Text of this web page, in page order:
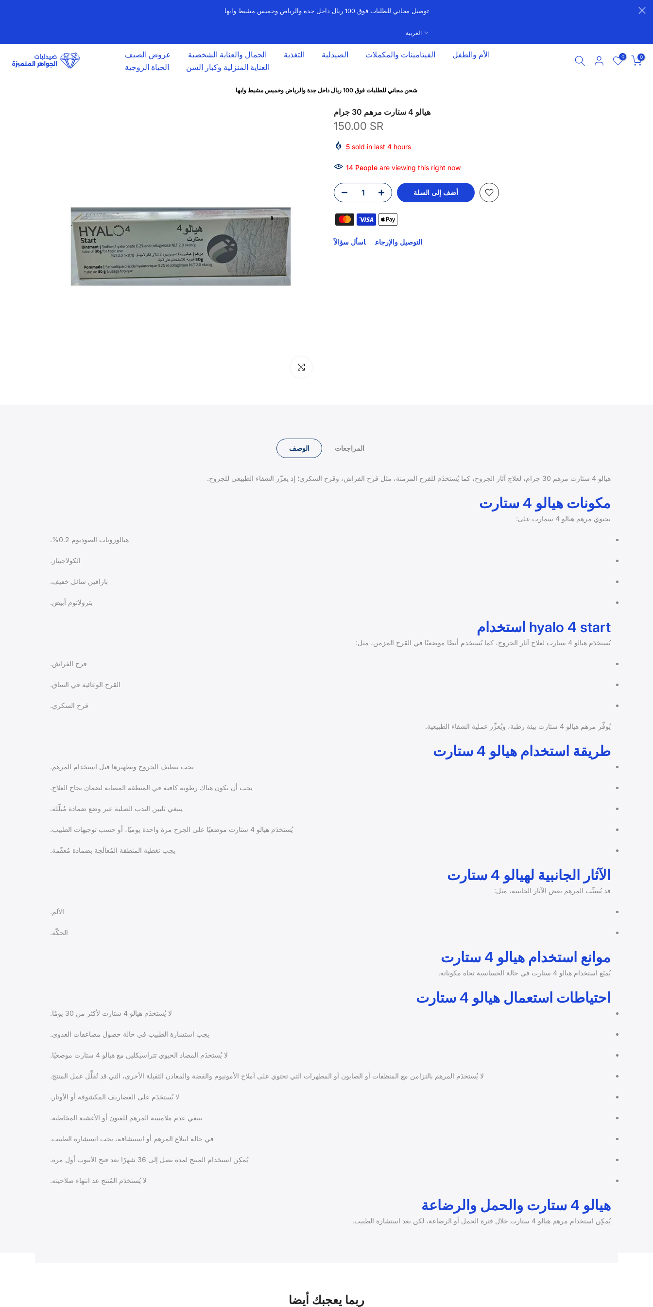
توصيل مجاني للطلبات فوق 100 ريال داخل جدة والرياض وخميس مشيط وابها
العربية
عروض الصيف الجمال والعناية الشخصية التغذية الصيدلية الفيتامينات والمكملات
الأم والطفل
الحياة الزوجية
العناية المنزلية وكبار السن
0 0
شحن مجاني للطلبات فوق 100 ريال داخل جدة والرياض وخميس مشيط وابها
انقر للتكبير
هيالو 4 ستارت مرهم 30 جرام
150.00 SR
5 sold in last 4 hours
11 Peopleare viewing this right now
أضف إلى السلة
التوصيل والإرجاع اسأل سؤالاً
الوصف المراجعات
هيالو 4 ستارت مرهم 30 جرام، لعلاج آثار الجروح، كما يُستخدَم للقرح المزمنة، مثل قرح الفراش، وقرح السكري؛ إذ يعزّز الشفاء الطبيعي للجروح.
مكونات هيالو 4 ستارت
يحتوي مرهم هيالو 4 سمارت على:
هيالورونات الصوديوم 0.2%.
الكولاجيناز.
بارافين سائل خفيف.
بترولاتوم أبيض.
hyalo 4 start استخدام
يُستخدَم هيالو 4 ستارت لعلاج آثار الجروح، كما يُستخدم أيضًا موضعيًا في القرح المزمن، مثل:
قرح الفراش.
القرح الوعائية في الساق.
قرح السكري.
يُوفِّر مرهم هيالو 4 ستارت بيئة رطبة، ويُعزِّز عملية الشفاء الطبيعية.
طريقة استخدام هيالو 4 ستارت
يجب تنظيف الجروح وتطهيرها قبل استخدام المرهم.
يجب أن تكون هناك رطوبة كافية في المنطقة المصابة لضمان نجاح العلاج.
ينبغي تليين الندب الصلبة عبر وضع ضمادة مُبلّلة.
يُستخدَم هيالو 4 ستارت موضعيًا على الجرح مرة واحدة يوميًا، أو حسب توجيهات الطبيب.
يجب تغطية المنطقة المُعالَجة بضمادة مُعقّمة.
الآثار الجانبية لهيالو 4 ستارت
قد يُسبِّب المرهم بعض الآثار الجانبية، مثل:
الألم.
الحكّة.
موانع استخدام هيالو 4 ستارت
يُمنَع استخدام هيالو 4 ستارت في حالة الحساسية تجاه مكوناته.
احتياطات استعمال هيالو 4 ستارت
لا يُستخدَم هيالو 4 ستارت لأكثر من 30 يومًا.
يجب استشارة الطبيب في حالة حصول مضاعفات العدوى.
لا يُستخدَم المضاد الحيوي تتراسيكلين مع هيالو 4 ستارت موضعيًا.
لا يُستخدَم المرهم بالتزامن مع المنظفات أو الصابون أو المطهرات التي تحتوي على أملاح الأمونيوم والفضة والمعادن الثقيلة الأخرى، التي قد تُقلِّل عمل المنتج.
لا يُستخدَم على الغضاريف المكشوفة أو الأوتار.
ينبغي عدم ملامسة المرهم للعيون أو الأغشية المخاطية.
في حالة ابتلاع المرهم أو استنشاقه، يجب استشارة الطبيب.
يُمكِن استخدام المنتج لمدة تصل إلى 36 شهرًا بعد فتح الأنبوب أول مرة.
لا يُستخدَم المُنتج عد انتهاء صلاحيته.
هيالو 4 ستارت والحمل والرضاعة
يُمكِن استخدام مرهم هيالو 4 ستارت خلال فترة الحمل أو الرضاعة، لكن بعد استشارة الطبيب.
ربما يعجبك أيضا